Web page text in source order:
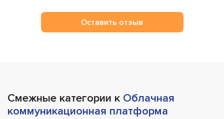
Оставить отзыв
Смежные категории к Облачная
коммуникационная платформа